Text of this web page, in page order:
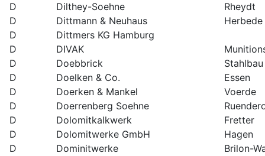
D
Dilthey-Soehne
Rheydt
D
Dittmann & Neuhaus
Herbede
D
Dittmers KG Hamburg
D
DIVAK
D
Doebbrick
Stahlbau
D
Doelken & Co.
Essen
D
Doerken & Mankel
Voerde
D
Doerrenberg Soehne
D
Dolomitkalkwerk
Fretter
D
Dolomitwerke GmbH
Hagen
D
Dominitwerke
Brilon-